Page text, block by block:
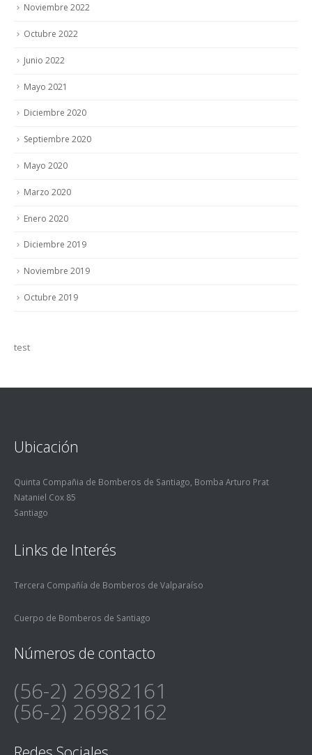
Noviembre 2022
Octubre 2022
Junio 2022
Mayo 2021
Diciembre 2020
Septiembre 2020
Mayo 2020
Marzo 2020
Enero 2020
Diciembre 2019
Noviembre 2019
Octubre 2019
test
Ubicación
Quinta Compañia de Bomberos de Santiago, Bomba Arturo Prat
Nataniel Cox 85
Santiago
Links de Interés
Tercera Compañía de Bomberos de Valparaíso
Cuerpo de Bomberos de Santiago
Números de contacto
(56-2) 26982161
(56-2) 26982162